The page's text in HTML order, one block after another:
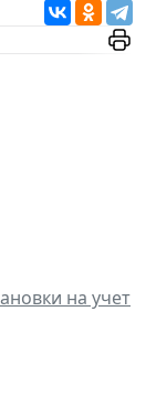
на учет